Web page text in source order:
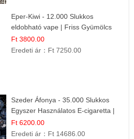
Eper-Kiwi - 12.000 Slukkos
eldobható vape | Friss Gyümölcs
Kombináció
Ft 3800.00
Eredeti ár： Ft 7250.00
Szeder Áfonya - 35.000 Slukkos
Egyszer Használatos E-cigaretta |
Prémium Ízélmény
Ft 6200.00
Eredeti ár： Ft 14686.00